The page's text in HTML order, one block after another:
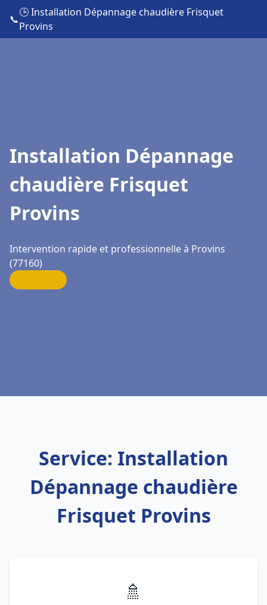
📞
🕒 Installation Dépannage chaudière Frisquet
Provins
Installation Dépannage
chaudière Frisquet
Provins
Intervention rapide et professionnelle à Provins
(77160)
Service: Installation
Dépannage chaudière
Frisquet Provins
🚿